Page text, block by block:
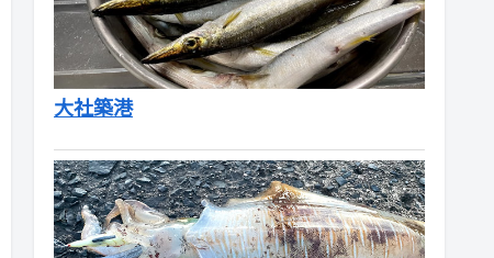
大社築港